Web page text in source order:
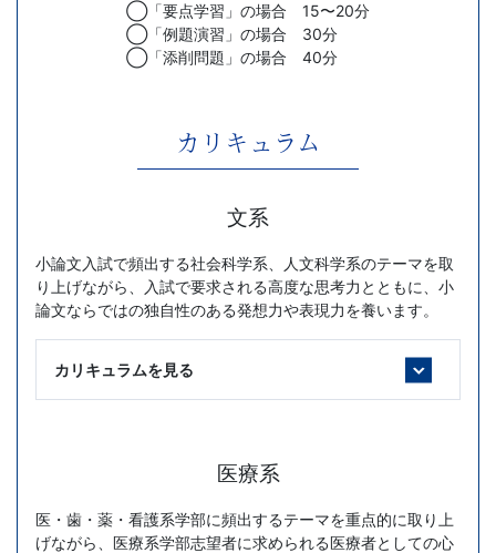
◯「要点学習」の場合 15〜20分
◯「例題演習」の場合 30分
◯「添削問題」の場合 40分
カリキュラム
文系
小論文入試で頻出する社会科学系、人文科学系のテーマを取
り上げながら、入試で要求される高度な思考力とともに、小
論文ならではの独自性のある発想力や表現力を養います。
カリキュラムを見る
医療系
医・歯・薬・看護系学部に頻出するテーマを重点的に取り上
げながら、医療系学部志望者に求められる医療者としての心